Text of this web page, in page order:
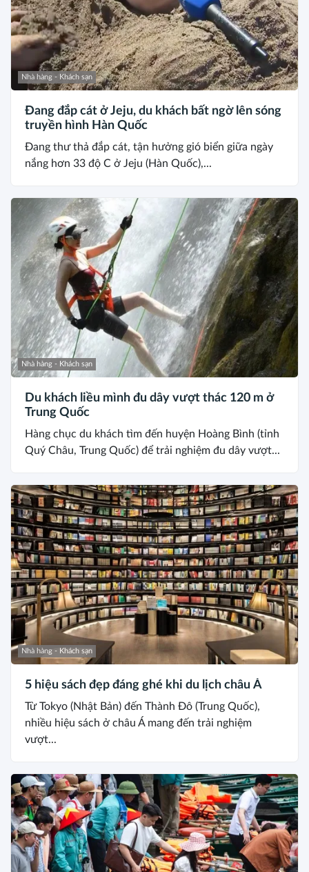
Nhà hàng - Khách sạn
Đang đắp cát ở Jeju, du khách bất ngờ lên sóng
truyền hình Hàn Quốc
Đang thư thả đắp cát, tận hưởng gió biển giữa ngày
nắng hơn 33 độ C ở Jeju (Hàn Quốc),...
Nhà hàng - Khách sạn
Du khách liều mình đu dây vượt thác 120 m ở
Trung Quốc
Hàng chục du khách tìm đến huyện Hoàng Bình (tỉnh
Quý Châu, Trung Quốc) để trải nghiệm đu dây vượt...
Nhà hàng - Khách sạn
5 hiệu sách đẹp đáng ghé khi du lịch châu Á
Từ Tokyo (Nhật Bản) đến Thành Đô (Trung Quốc),
nhiều hiệu sách ở châu Á mang đến trải nghiệm
vượt...